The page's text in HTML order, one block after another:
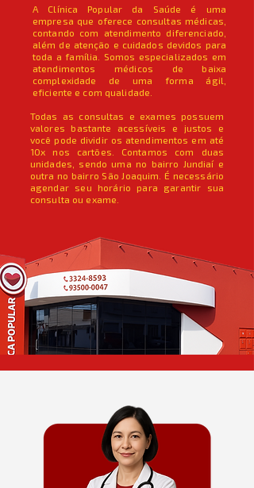
A Clínica Popular da Saúde é uma
empresa que oferece consultas médicas,
contando com atendimento diferenciado,
além de atenção e cuidados devidos para
toda a família. Somos especializados em
atendimentos médicos de baixa
complexidade de uma forma ágil,
eficiente e com qualidade.
Todas as consultas e exames possuem
valores bastante acessíveis e justos e
você pode dividir os atendimentos em até
10x nos cartões. Contamos com duas
unidades, sendo uma no bairro Jundiaí e
outra no bairro São Joaquim. É necessário
agendar seu horário para garantir sua
consulta ou exame.